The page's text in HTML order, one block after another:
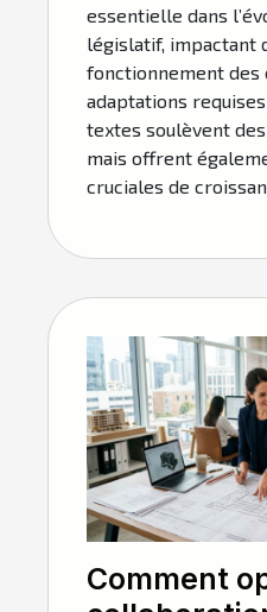
essentielle dans
législatif, impactant
fonctionnement des
adaptations
textes soulèvent
mais offrent
cruciales de
Comment